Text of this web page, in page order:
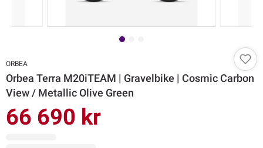
ORBEA
Orbea Terra M20iTEAM | Gravelbike | Cosmic Carbon
View / Metallic Olive Green
66 690 kr